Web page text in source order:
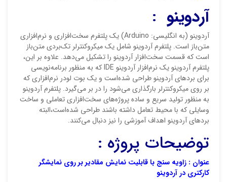
آردوینو :
آردوینو (به انگلیسی: Arduino) یک پلتفرم سخت‌افزاری و نرم‌افزاری
متن‌باز است. پلتفرم آردوینو شامل یک میکروکنترلر تک‌بردی متن‌باز
است که قسمت سخت‌افزار آردوینو را تشکیل می‌دهد. علاوه بر این،
پلتفرم آردوینو یک نرم‌افزار آردوینو IDE که به منظور برنامه‌نویسی
برای بردهای آردوینو طراحی شده‌است و یک بوت لودر نرم‌افزاری که
بر روی میکروکنترلر بارگذاری می‌شود را در بر می‌گیرد. پلتفرم آردوینو
به منظور تولید سریع و ساده پروژه‌های سخت‌افزاری تعاملی و ساخت
وسایلی که با محیط تعامل داشته باشند طراحی شده‌است،البته
بردهای آردوینو اهداف آموزشی را نیز دنبال می‌کنند.
توضیحات پروژه :
عنوان : زاویه سنج با قابلیت نمایش مقادیر بر روی نمایشگر
کارکتری در آردوینو